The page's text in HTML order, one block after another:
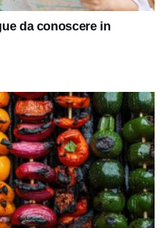
da conoscere in